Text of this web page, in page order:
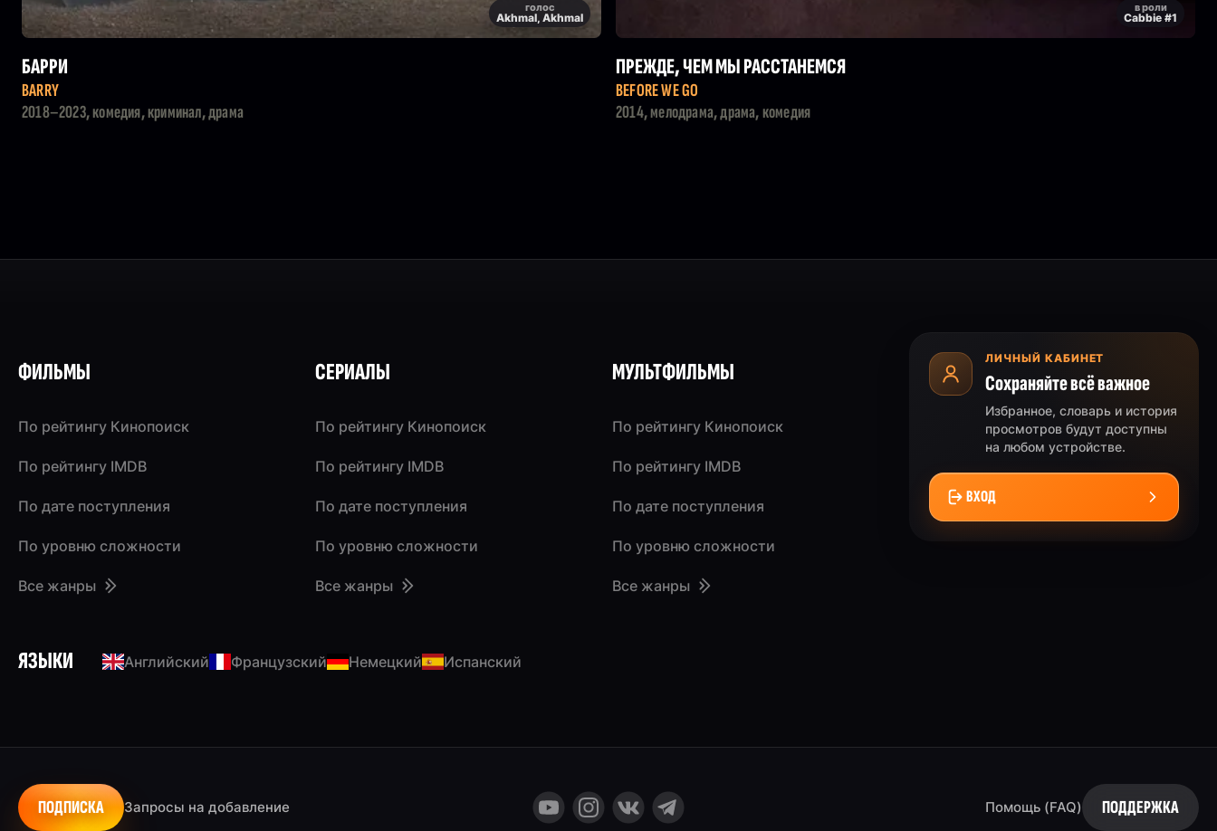
голос
Akhmal, Akhmal
БАРРИ
BARRY
2018–2023, комедия, криминал, драма
в роли
Cabbie #1
ПРЕЖДЕ, ЧЕМ МЫ РАССТАНЕМСЯ
BEFORE WE GO
2014, мелодрама, драма, комедия
ЯЗЫКИ Английский Французский Немецкий Испанский
ФИЛЬМЫ
По рейтингу Кинопоиск
По рейтингу IMDB
По дате поступления
По уровню сложности
Все жанры
СЕРИАЛЫ
По рейтингу Кинопоиск
По рейтингу IMDB
По дате поступления
По уровню сложности
Все жанры
МУЛЬТФИЛЬМЫ
По рейтингу Кинопоиск
По рейтингу IMDB
По дате поступления
По уровню сложности
Все жанры
ЛИЧНЫЙ КАБИНЕТ
Сохраняйте всё важное
Избранное, словарь и история
просмотров будут доступны
на любом устройстве.
ВХОД
Запросы на добавление
ПОДПИСКА Помощь (FAQ) ПОДДЕРЖКА